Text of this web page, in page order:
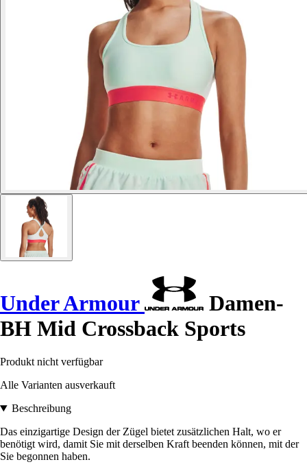
Under Armour
Damen-
BH Mid Crossback Sports
Produkt nicht verfügbar
Alle Varianten ausverkauft
Beschreibung
Das einzigartige Design der Zügel bietet zusätzlichen Halt, wo er
benötigt wird, damit Sie mit derselben Kraft beenden können, mit der
Sie begonnen haben.